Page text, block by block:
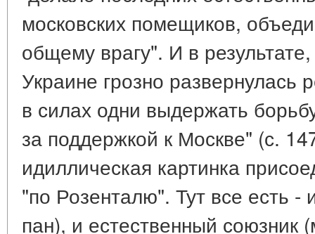
московских помещиков,
общему врагу". И в
Украине грозно развернулась
в силах одни выдержать
за поддержкой к Москве" (с.
идиллическая картинка
"по Розенталю". Тут все есть -
пан), и естественный союзник